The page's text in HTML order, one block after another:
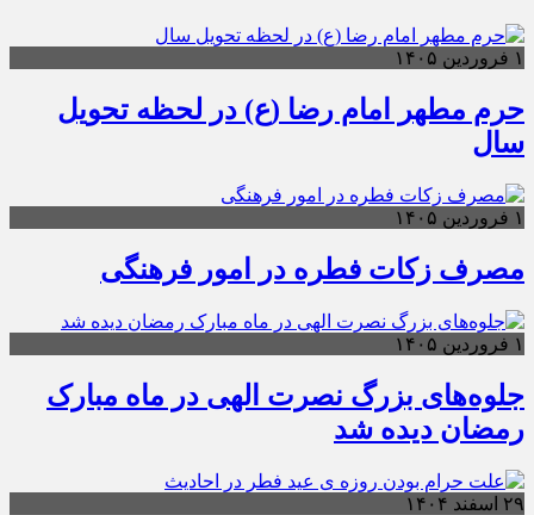
۱ فروردین ۱۴۰۵
حرم مطهر امام رضا (ع) در لحظه تحویل
سال
۱ فروردین ۱۴۰۵
مصرف زکات فطره در امور فرهنگی
۱ فروردین ۱۴۰۵
جلوه‌های بزرگ نصرت الهی در ماه مبارک
رمضان دیده شد
۲۹ اسفند ۱۴۰۴